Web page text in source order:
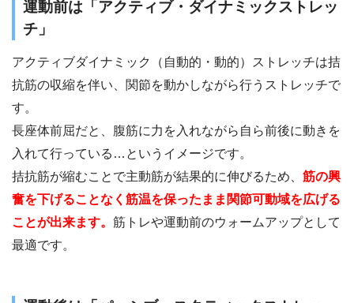
運動前は「アクティブ・ダイナミックストレッ
チ」
アクティブダイナミック（自動的・動的）ストレッチは拮
抗筋の収縮を伴い、関節を動かしながら行うストレッチで
す。
長座体前屈だと、腹筋に力を入れながら自ら前後に動きを
入れて行っている…というイメージです。
拮抗筋が縮むことで主動筋が結果的に伸びるため、 筋の興
奮を下げることなく筋温を保ったまま関節可動域を広げる
ことが出来ます。 筋トレや運動前のウォームアップとして
最適です。